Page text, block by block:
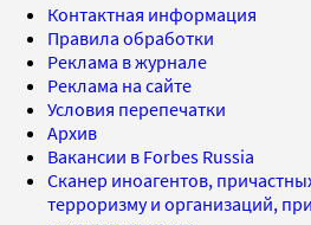
Контактная информация
Правила обработки
Реклама в журнале
Реклама на сайте
Условия перепечатки
Архив
Вакансии в Forbes Russia
Сканер иноагентов,
терроризму и организаций,